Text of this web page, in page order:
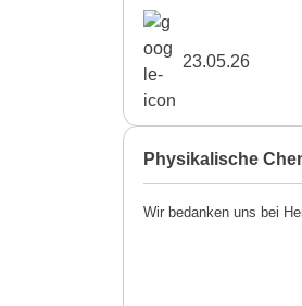
23.05.26
Physikalische
Wir bedanken uns bei